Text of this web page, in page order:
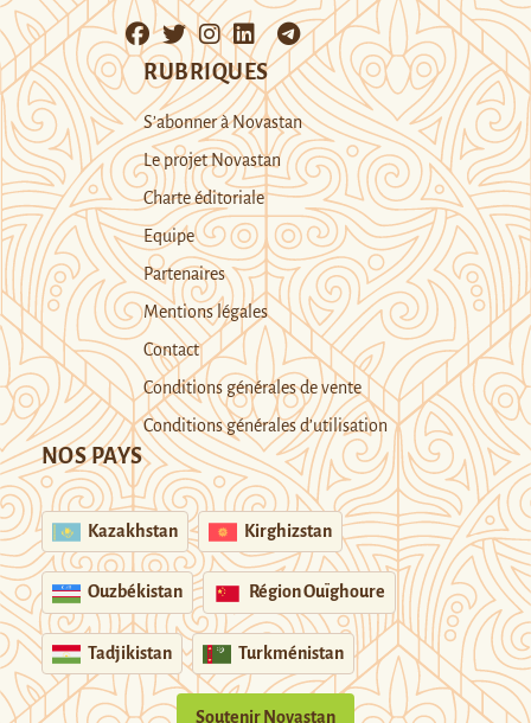
RUBRIQUES
S’abonner à Novastan
Le projet Novastan
Charte éditoriale
Equipe
Partenaires
Mentions légales
Contact
Conditions générales de vente
Conditions générales d’utilisation
NOS PAYS
Kazakhstan Kirghizstan
Ouzbékistan Région Ouïghoure
Tadjikistan Turkménistan
Soutenir Novastan